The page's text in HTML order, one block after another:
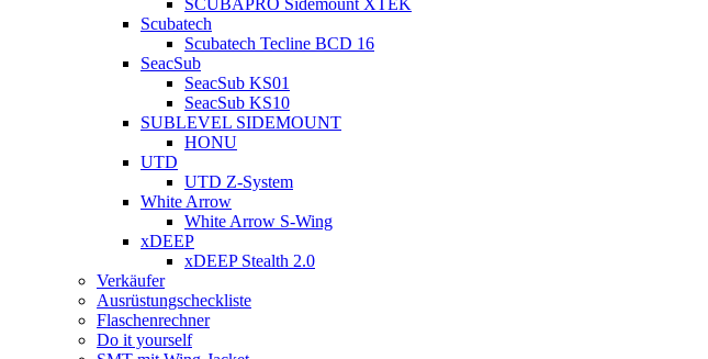
SCUBAPRO Sidemount XTEK
Scubatech
Scubatech Tecline BCD 16
SeacSub
SeacSub KS01
SeacSub KS10
SUBLEVEL SIDEMOUNT
HONU
UTD
UTD Z-System
White Arrow
White Arrow S-Wing
xDEEP
xDEEP Stealth 2.0
Verkäufer
Ausrüstungscheckliste
Flaschenrechner
Do it yourself